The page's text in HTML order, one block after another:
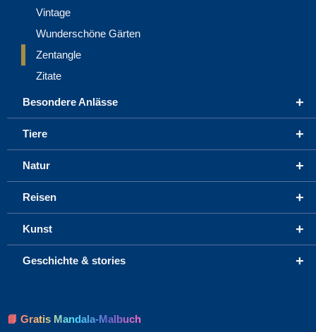
Vintage
Wunderschöne Gärten
Zentangle
Zitate
+
Besondere Anlässe
+
Tiere
+
Natur
+
Reisen
+
Kunst
+
Geschichte & stories
📘 Gratis Mandala-Malbuch